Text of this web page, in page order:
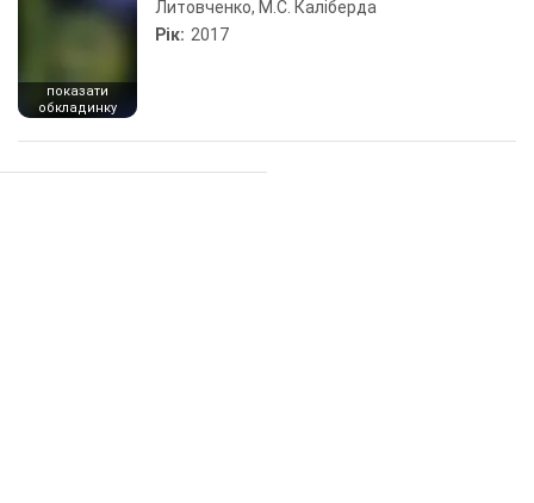
показати
обкладинку
Литовченко, М.С. Каліберда
Рік: 2017